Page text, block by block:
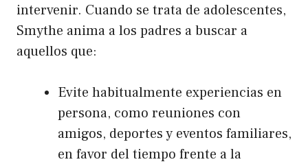
intervenir. Cuando se trata de adolescentes,
Smythe anima a los padres a buscar a
aquellos que:
Evite habitualmente experiencias en
persona, como reuniones con
amigos, deportes y eventos familiares,
en favor del tiempo frente a la